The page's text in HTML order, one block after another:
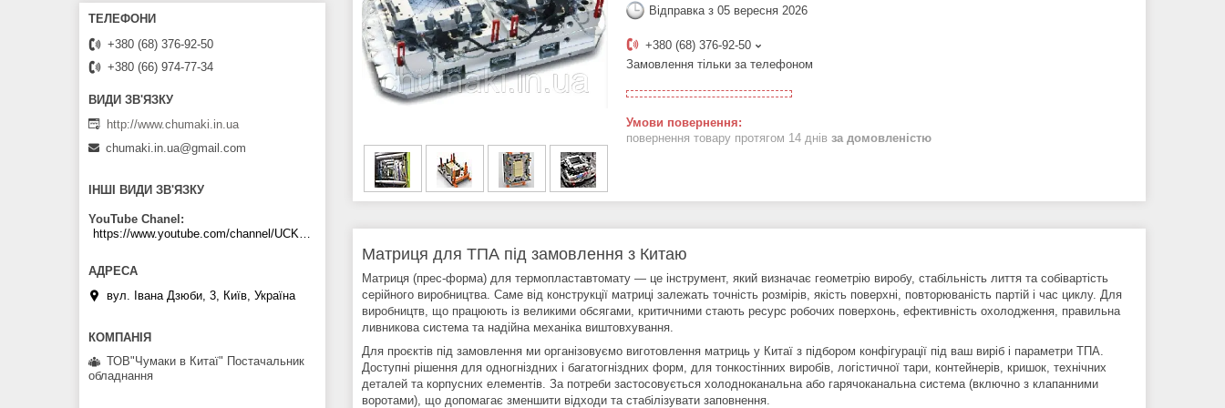
Відправка з 05 вересня 2026
+380 (68) 376-92-50
Замовлення тільки за телефоном
повернення товару протягом 14 днів за домовленістю
Матриця для ТПА під замовлення з Китаю
Матриця (прес-форма) для термопластавтомату — це інструмент, який визначає геометрію виробу, стабільність лиття та собівартість
серійного виробництва. Саме від конструкції матриці залежать точність розмірів, якість поверхні, повторюваність партій і час циклу. Для
виробництв, що працюють із великими обсягами, критичними стають ресурс робочих поверхонь, ефективність охолодження, правильна
ливникова система та надійна механіка виштовхування.
Для проєктів під замовлення ми організовуємо виготовлення матриць у Китаї з підбором конфігурації під ваш виріб і параметри ТПА.
Доступні рішення для одногніздних і багатогніздних форм, для тонкостінних виробів, логістичної тари, контейнерів, кришок, технічних
деталей та корпусних елементів. За потреби застосовується холодноканальна або гарячоканальна система (включно з клапанними
воротами), що допомагає зменшити відходи та стабілізувати заповнення.
+380 (68) 376-92-50
+380 (66) 974-77-34
http://www.chumaki.in.ua
chumaki.in.ua@gmail.com
ІНШІ ВИДИ ЗВ'ЯЗКУ
YouTube Chanel
вул. Івана Дзюби, 3, Київ, Україна
ТОВ"Чумаки в Китаї" Постачальник
обладнання